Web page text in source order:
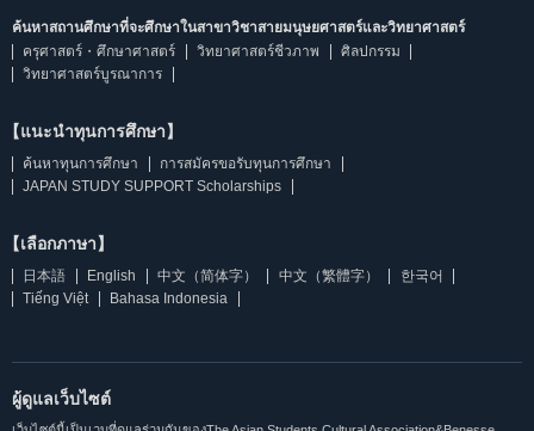
ค้นหาสถานศึกษาที่จะศึกษาในสาขาวิชาสายมนุษยศาสตร์และวิทยาศาสตร์
ครุศาสตร์・ศึกษาศาสตร์
วิทยาศาสตร์ชีวภาพ
ศิลปกรรม
วิทยาศาสตร์บูรณาการ
【แนะนำทุนการศึกษา】
ค้นหาทุนการศึกษา
การสมัครขอรับทุนการศึกษา
JAPAN STUDY SUPPORT Scholarships
【เลือกภาษา】
日本語 English 中文（简体字） 中文（繁體字）
한국어
Tiếng Việt
Bahasa Indonesia
ผู้ดูแลเว็บไซต์